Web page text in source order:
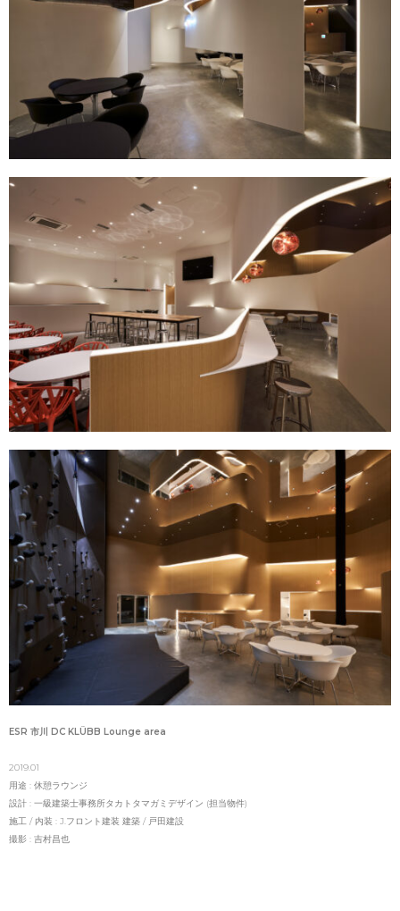
ESR 市川 DC KLÜBB Lounge area
2019.01
用途 : 休憩ラウンジ
設計 : 一級建築士事務所タカトタマガミデザイン (担当物件)
施工 / 内装 : J.フロント建装 建築 / 戸田建設
撮影 : 吉村昌也